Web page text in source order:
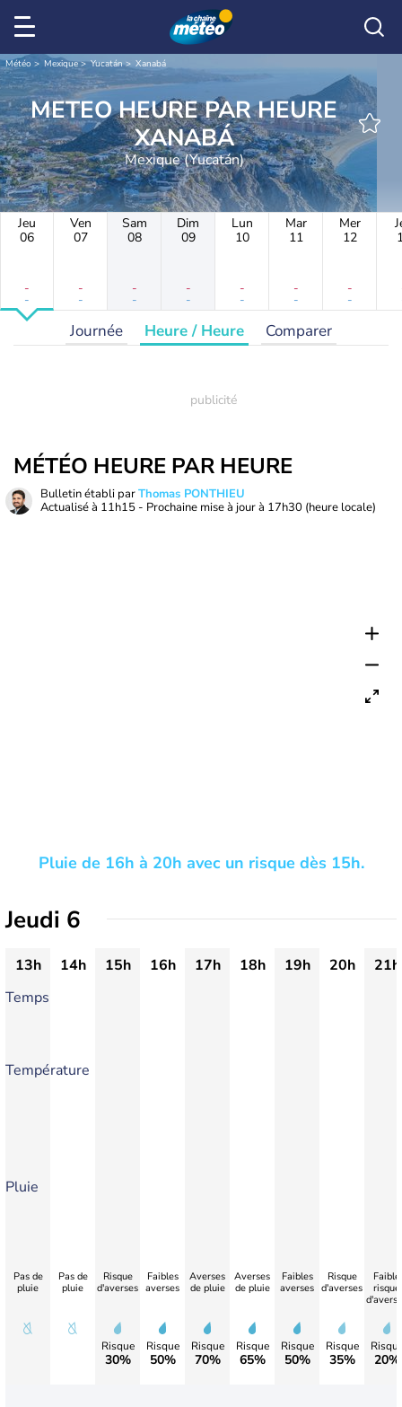
Météo Mexique Yucatán Xanabá
METEO HEURE PAR HEURE
XANABÁ
Mexique (Yucatán)
Jeu
06
-
-
Ven
07
-
-
Sam
08
-
-
Dim
09
-
-
Lun
10
-
-
Mar
11
-
-
Mer
12
-
-
Journée Heure / Heure Comparer
MÉTÉO HEURE PAR HEURE
Bulletin établi parThomas PONTHIEU
Actualisé à 11h15 - Prochaine mise à jour à 17h30 (heure locale)
Pluie de 16h à 20h avec un risque dès 15h.
Jeudi 6
13h 14h 15h 16h 17h 18h 19h 20h
21h
Temps
Température
Pluie
Pas de
pluie
Pas de
pluie
Risque
d'averses
Risque
30%
Faibles
averses
Risque
50%
Averses
de pluie
Risque
70%
Averses
de pluie
Risque
65%
Faibles
averses
Risque
50%
Risque
d'averses
Risque
35%
Faible
risque
20%